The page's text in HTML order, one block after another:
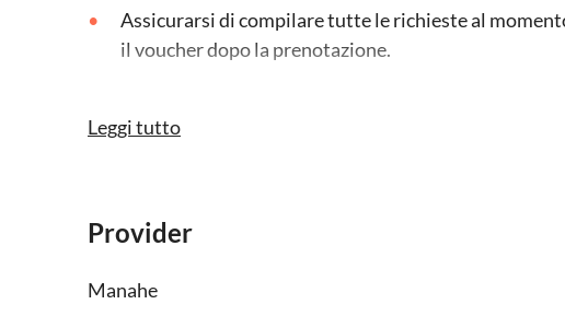
Assicurarsi di compilare tutte le richieste al
il voucher dopo la prenotazione.
Leggi tutto
Provider
Manahe